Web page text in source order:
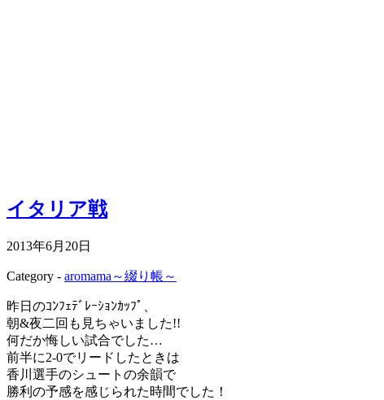
イタリア戦
2013年6月20日
Category - aromama～綴り帳～
昨日のｺﾝﾌｪﾃﾞﾚｰｼｮﾝｶｯﾌﾟ、
朝&夜二回も見ちゃいました!!
何だか悔しい試合でした…
前半に2-0でリードしたときは
香川選手のシュートの余韻で
勝利の予感を感じられた時間でした！